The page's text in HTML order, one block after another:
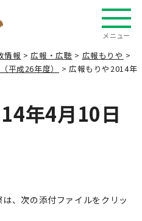
メニュー
情報 >広報・広聴 > 広報もりや >
平成26年度）
> 広報もりや2014年
年4月10日
、次の添付ファイルをクリッ